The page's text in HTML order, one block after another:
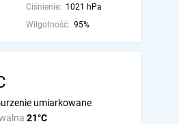
Ciśnienie: 1021 hPa
Wilgotność: 95%
21°C
umiarkowane